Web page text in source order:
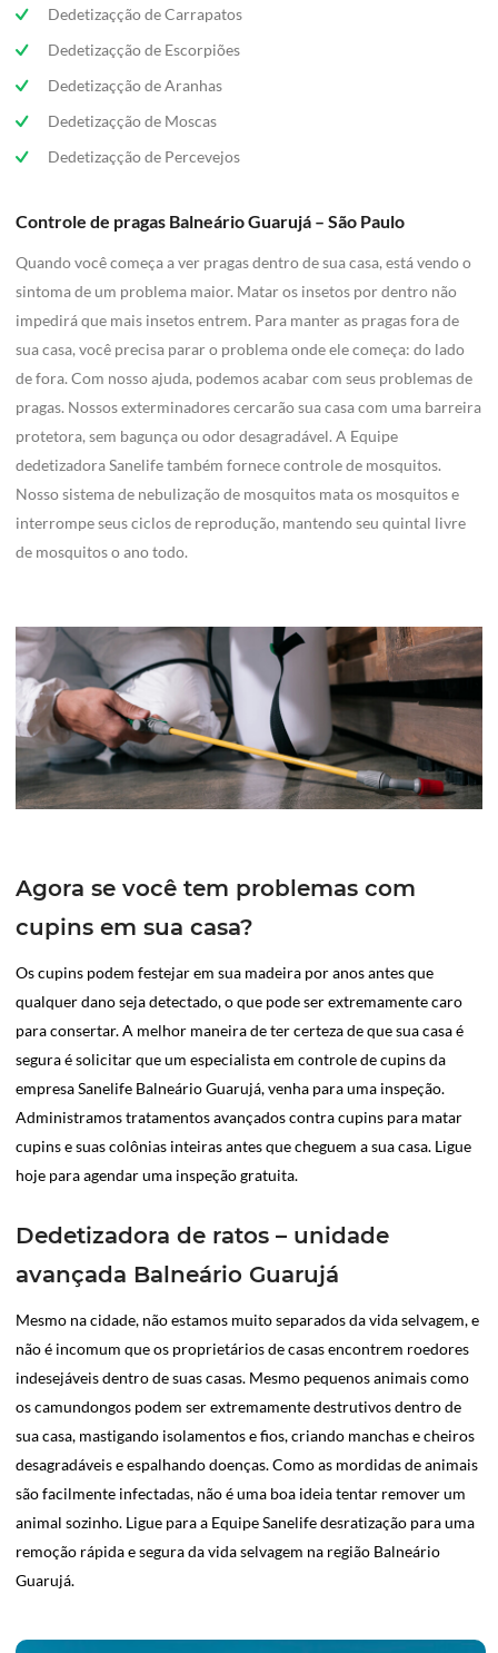
Dedetizaçção de Carrapatos
Dedetizaçção de Escorpiões
Dedetizaçção de Aranhas
Dedetizaçção de Moscas
Dedetizaçção de Percevejos
Controle de pragas Balneário Guarujá – São Paulo
Quando você começa a ver pragas dentro de sua casa, está vendo o
sintoma de um problema maior. Matar os insetos por dentro não
impedirá que mais insetos entrem. Para manter as pragas fora de
sua casa, você precisa parar o problema onde ele começa: do lado
de fora. Com nosso ajuda, podemos acabar com seus problemas de
pragas. Nossos exterminadores cercarão sua casa com uma barreira
protetora, sem bagunça ou odor desagradável. A Equipe
dedetizadora Sanelife também fornece controle de mosquitos.
Nosso sistema de nebulização de mosquitos mata os mosquitos e
interrompe seus ciclos de reprodução, mantendo seu quintal livre
de mosquitos o ano todo.
Agora se você tem problemas com
cupins em sua casa?
Os cupins podem festejar em sua madeira por anos antes que
qualquer dano seja detectado, o que pode ser extremamente caro
para consertar. A melhor maneira de ter certeza de que sua casa é
segura é solicitar que um especialista em controle de cupins da
empresa Sanelife Balneário Guarujá, venha para uma inspeção.
Administramos tratamentos avançados contra cupins para matar
cupins e suas colônias inteiras antes que cheguem a sua casa. Ligue
hoje para agendar uma inspeção gratuita.
Dedetizadora de ratos – unidade
avançada Balneário Guarujá
Mesmo na cidade, não estamos muito separados da vida selvagem, e
não é incomum que os proprietários de casas encontrem roedores
indesejáveis dentro de suas casas. Mesmo pequenos animais como
os camundongos podem ser extremamente destrutivos dentro de
sua casa, mastigando isolamentos e fios, criando manchas e cheiros
desagradáveis e espalhando doenças. Como as mordidas de animais
são facilmente infectadas, não é uma boa ideia tentar remover um
animal sozinho. Ligue para a Equipe Sanelife desratização para uma
remoção rápida e segura da vida selvagem na região Balneário
Guarujá.